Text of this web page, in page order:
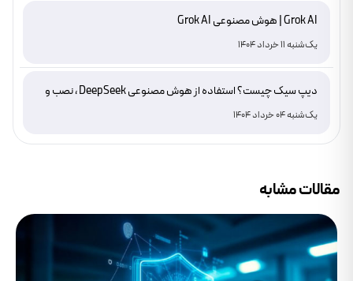
Grok AI | هوش مصنوعی Grok AI
یک‌شنبه 11 خرداد 1404
دیپ سیک چیست؟ استفاده از هوش مصنوعی DeepSeek ، نصب و
دانلود
یک‌شنبه 04 خرداد 1404
مقالات مشابه